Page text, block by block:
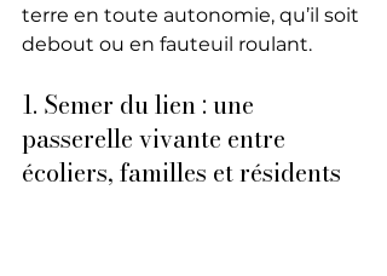
terre en toute autonomie, qu’il soit
debout ou en fauteuil roulant.
1. Semer du lien : une
passerelle vivante entre
écoliers, familles et résidents